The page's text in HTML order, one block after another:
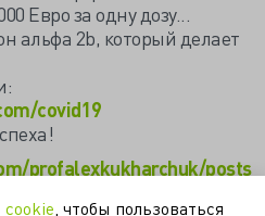
Евро за одну дозу...
альфа 2b, который делает
covid19
profalexkukharchuk/posts
cookie , чтобы пользоваться